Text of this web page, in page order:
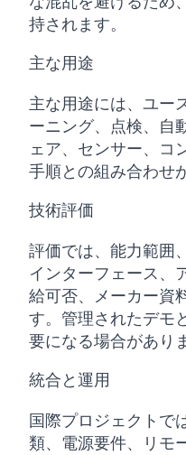
持されます。
主な用途
主な用途には、ユー
ーニング、点検、自
ェア、センサー、コ
手順との組み合わせ
技術評価
評価では、能力範囲
インターフェース、
給可否、メーカー資
す。管理されたデモ
要になる場合があり
統合と運用
国際プロジェクトで
類、電源要件、リモ